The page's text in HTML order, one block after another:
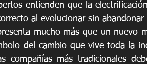
entienden que la
al evolucionar sin abandonar
mucho más que un nuevo
del cambio que vive toda la
compañías más tradicionales